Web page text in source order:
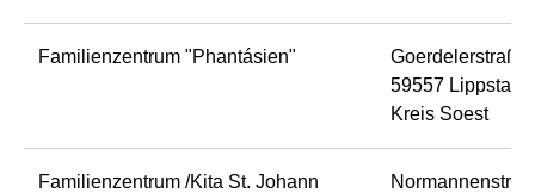
Familienzentrum "Phantásien"
Goerdelerstraße
59557 Lippstadt
Kreis Soest
Familienzentrum /Kita St. Johann